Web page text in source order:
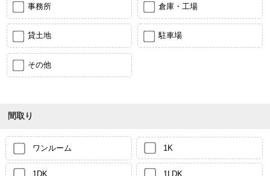
事務所 倉庫・工場
貸土地 駐車場
その他
間取り
ワンルーム 1K
1DK 1LDK